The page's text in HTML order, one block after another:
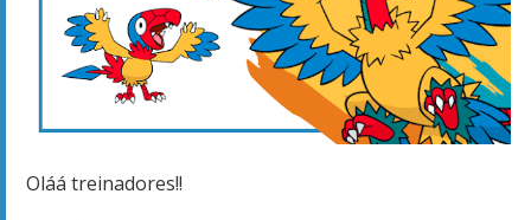
Oláá treinadores!!